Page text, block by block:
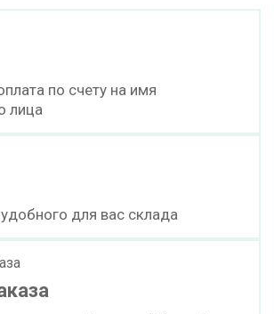
по счету на имя
лица
для вас склада